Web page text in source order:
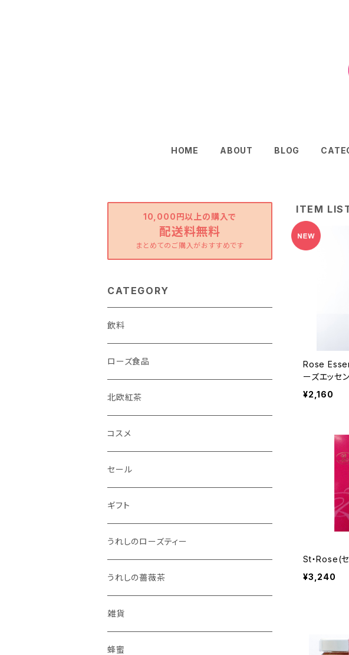
HOME ABOUT BLOG
ITEM
Rose
ーズエッセン
¥2,160
St・Rose(
¥3,240
10,000円以上の購入で
配送料無料
まとめてのご購入がおすすめです
CATEGORY
飲料
ローズ食品
北欧紅茶
コスメ
セール
ギフト
うれしのローズティー
うれしの薔薇茶
雑貨
蜂蜜